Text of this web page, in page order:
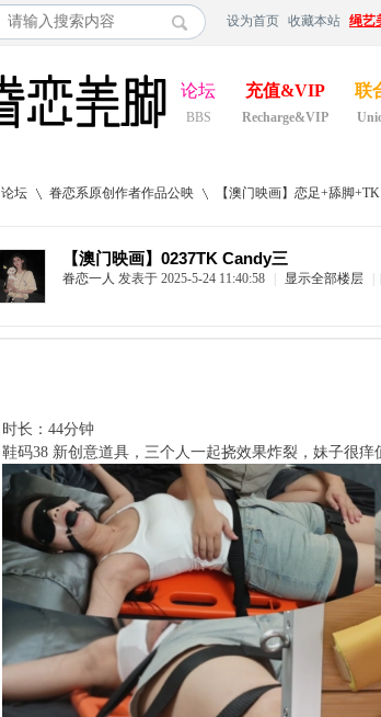
设为首页 收藏本站 绳艺
论坛
BBS
充值&VIP
Recharge&VIP
联
论坛
›
眷恋系原创作者作品公映
›
【澳门映画】恋足+舔脚+TK
【澳门映画】0237TK Candy三
眷恋一人 发表于 2025-5-24 11:40:58 显示全部楼层
时长：44分钟
鞋码38 新创意道具，三个人一起挠效果炸裂，妹子很痒